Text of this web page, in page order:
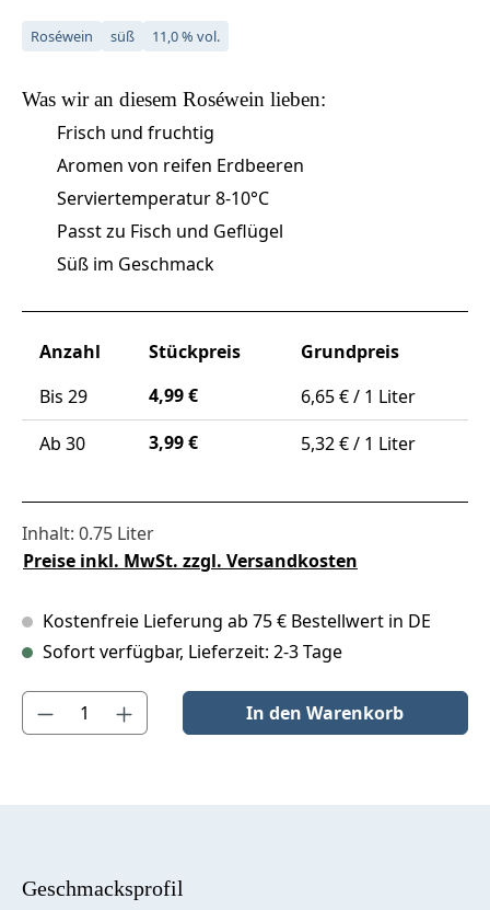
Roséwein süß 11,0 % vol.
Was wir an diesem Roséwein lieben:
Frisch und fruchtig
Aromen von reifen Erdbeeren
Serviertemperatur 8-10°C
Passt zu Fisch und Geflügel
Süß im Geschmack
Anzahl Stückpreis
Grundpreis
Bis 29 4,99 €
6,65 € / 1 Liter
Ab 30 3,99 € 5,32 € / 1 Liter
Inhalt: 0.75 Liter
Preise inkl. MwSt. zzgl. Versandkosten
Kostenfreie Lieferung ab 75 € Bestellwert in DE
Sofort verfügbar, Lieferzeit: 2-3 Tage
Produkt Anzahl: Gib den gewünschten Wert ein oder benutze
In den Warenkorb
Geschmacksprofil